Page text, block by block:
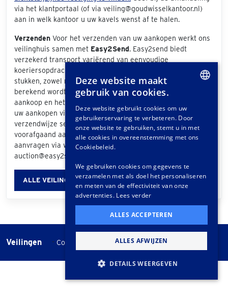
via het klantportaal (of via veiling@goudwisselkantoor.nl)
aan in welk kantoor u uw kavels wenst af te halen.
Verzenden Voor het verzenden van uw aankopen werkt ons
veilinghuis samen met Easy2Send. Easy2send biedt
verzekerd transport variërend van eenvoudige
koeriersopdrachten tot het vervoeren van exclusieve
stukken, zowel nationaal als internationaal. De prijs die
berekend wordt is afhankelijk van de grootte van uw
aankoop en het bezorgadres. Als u bij de afhandeling van
uw aankopen via het klantportaal "Easy2Send" als
verzendwijze selecteert, ontvangt u een offerte. Ook
voorafgaand aan de veiling kunt u vrijblijvend een offerte
aanvragen via www.easy2send.nl/veilingen |
auction@easy2send.nl | Telefoon: (+31) 88 330 0999.
ALLE VEILINGINFORMATIE
Veilingen - Cookie instellingen Veilingvoorwaarden
GERMAN
FRENCH
Deze website maakt
gebruik van cookies.
Deze website gebruikt cookies om uw
gebruikerservaring te verbeteren. Door
onze website te gebruiken, stemt u in met
alle cookies in overeenstemming met ons
Cookiebeleid.
We gebruiken cookies om gegevens te
verzamelen met als doel het personaliseren
en meten van de effectiviteit van onze
advertenties. Lees verder
ALLES ACCEPTEREN
ALLES AFWIJZEN
DETAILS WEERGEVEN
STRIKT NOODZAKELIJK